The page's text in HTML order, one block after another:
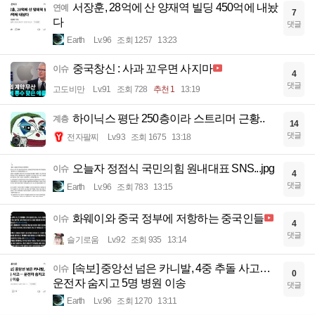
연예 서장훈, 28억에 산 양재역 빌딩 450억에 내놨
다
Earth Lv.96 조회 1257 13:23
7
댓글
이슈 중국창신 : 사과 꼬우면 사지마
고도비만 Lv.91 조회 728 추천 1 13:19
4
댓글
계층 하이닉스 평단 250층이라 스트리머 근황..
전자팔찌 Lv.93 조회 1675 13:18
14
댓글
이슈 오늘자 정점식 국민의힘 원내대표 SNS...jpg
Earth Lv.96 조회 783 13:15
4
댓글
이슈 화웨이와 중국 정부에 저항하는 중국인들
슬기로움 Lv.92 조회 935 13:14
4
댓글
이슈 [속보] 중앙선 넘은 카니발, 4중 추돌 사고…
운전자 숨지고 5명 병원 이송
Earth Lv.96 조회 1270 13:11
0
댓글